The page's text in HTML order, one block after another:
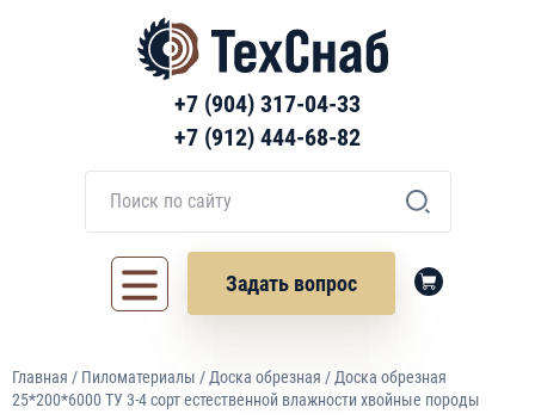
+7 (904) 317-04-33
+7 (912) 444-68-82
Задать вопрос
Главная / Пиломатериалы / Доска обрезная / Доска обрезная
25*200*6000 ТУ 3-4 сорт естественной влажности хвойные породы